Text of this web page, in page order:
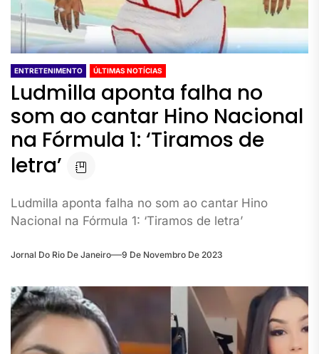
ENTRETENIMENTO ÚLTIMAS NOTÍCIAS
Ludmilla aponta falha no
som ao cantar Hino Nacional
na Fórmula 1: ‘Tiramos de
letra’
Ludmilla aponta falha no som ao cantar Hino
Nacional na Fórmula 1: ‘Tiramos de letra’
Jornal Do Rio De Janeiro 9 De Novembro De 2023